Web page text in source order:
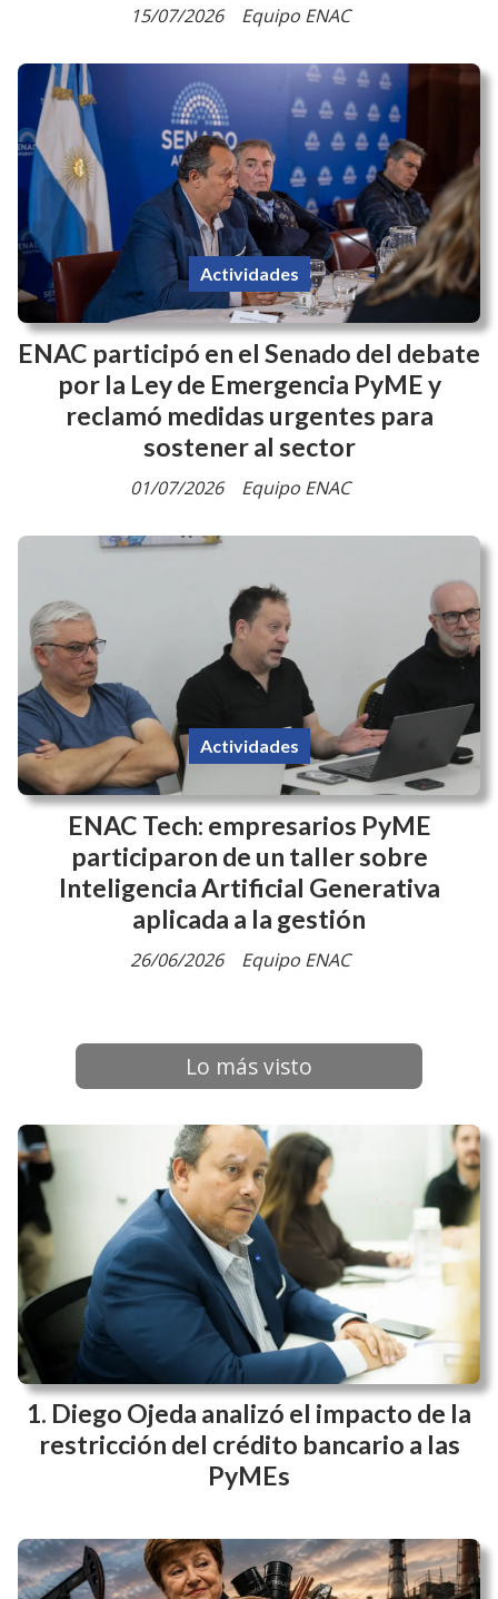
Equipo ENAC
15/07/2026
ENAC participó en el Senado del debate
por la Ley de Emergencia PyME y
reclamó medidas urgentes para
sostener al sector
Equipo ENAC
Actividades
01/07/2026
ENAC Tech: empresarios PyME
participaron de un taller sobre
Inteligencia Artificial Generativa
aplicada a la gestión
Equipo ENAC
Actividades
26/06/2026
Lo más visto
Diego Ojeda analizó el impacto de la
restricción del crédito bancario a las
PyMEs